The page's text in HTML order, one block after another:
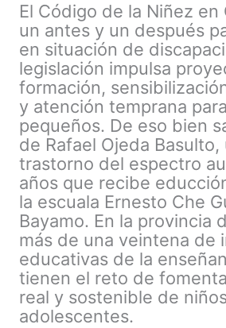
El Código de la Niñez en
un antes y un después
en situación de
legislación impulsa
formación,
y atención temprana
pequeños. De eso bien
de Rafael Ojeda Basulto,
trastorno del espectro
años que recibe
la escuala Ernesto Che
Bayamo. En la provincia
más de una veintena de
educativas de la
tienen el reto de
real y sostenible de
adolescentes.